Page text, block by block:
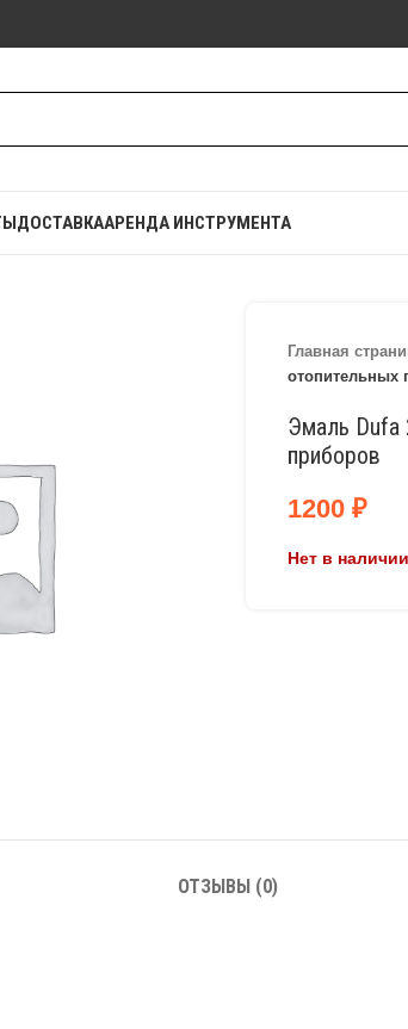
ДОСТАВКААРЕНДА ИНСТРУМЕНТА
Главная
отопительных
Эмаль Dufa
приборов
1200 ₽
Нет в наличии
ОТЗЫВЫ (0)